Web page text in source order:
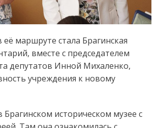
маршруте стала Брагинская
вместе с председателем
депутатов Инной Михаленко,
учреждения к новому
Брагинском историческом музее с